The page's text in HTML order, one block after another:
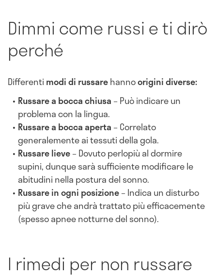
Dimmi come russi e ti dirò
perché
Differenti modi di russarehannoorigini diverse:
Russare a bocca chiusa – Può indicare un
problema con la lingua.
Russare a bocca aperta – Correlato
generalemente ai tessuti della gola.
Russare lieve– Dovuto perlopiù al dormire
supini, dunque sarà sufficiente modificare le
abitudini nella postura del sonno.
Russare in ogni posizione– Indica un disturbo
più grave che andrà trattato più efficacemente
(spesso apnee notturne del sonno).
I rimedi per non russare